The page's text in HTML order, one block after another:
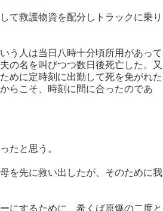
て救護物資を配分しトラックに乗り
う人は当日八時十分頃所用があって
の名を叫びつつ数日後死亡した。又
めに定時刻に出勤して死を免がれた
らこそ、時刻に間に合ったのであ
たと思う。
を先に救い出したが、そのために我
にするために、希くば原爆の二度と